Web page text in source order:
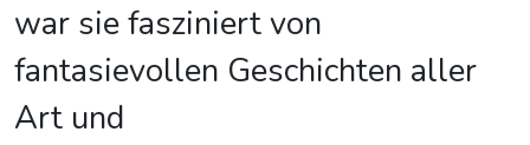
war sie fasziniert von
fantasievollen Geschichten aller
Art und